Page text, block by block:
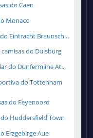
do Caen
Monaco
Eintracht Braunsch...
do Duisburg
do Dunfermline At...
do Tottenham
do Feyenoord
Huddersfield Town
Erzgebirge Aue